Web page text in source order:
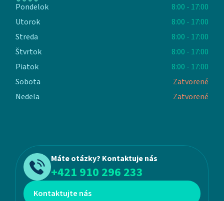
Pondelok
8:00 - 17:00
Utorok
8:00 - 17:00
Streda
8:00 - 17:00
Štvrtok
8:00 - 17:00
Piatok
8:00 - 17:00
Sobota
Zatvorené
Nedela
Zatvorené
Máte otázky? Kontaktuje nás
+421 910 296 233
Kontaktujte nás